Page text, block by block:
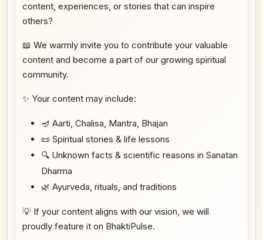
content, experiences, or stories that can inspire
others?
📖 We warmly invite you to contribute your valuable
content and become a part of our growing spiritual
community.
✨ Your content may include:
🪔 Aarti, Chalisa, Mantra, Bhajan
📜 Spiritual stories & life lessons
🔍 Unknown facts & scientific reasons in Sanatan
Dharma
🌿 Ayurveda, rituals, and traditions
💡 If your content aligns with our vision, we will
proudly feature it on BhaktiPulse.